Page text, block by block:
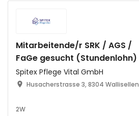
Mitarbeitende/r SRK / AGS /
FaGe gesucht (Stundenlohn)
Spitex Pflege Vital GmbH
Husacherstrasse 3, 8304 Wallisellen
2W